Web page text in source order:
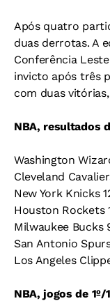
Após quatro
duas derrotas. A
Conferência
invicto após três
com duas
NBA, resultados
Washington
Cleveland
New York Knicks
Houston Rockets
Milwaukee Bucks
San Antonio
Los Angeles
NBA, jogos de 1º/